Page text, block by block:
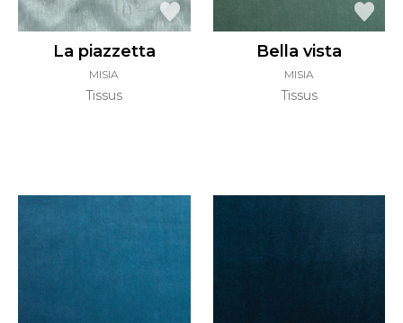
La piazzetta
MISIA
Tissus
Bella vista
MISIA
Tissus